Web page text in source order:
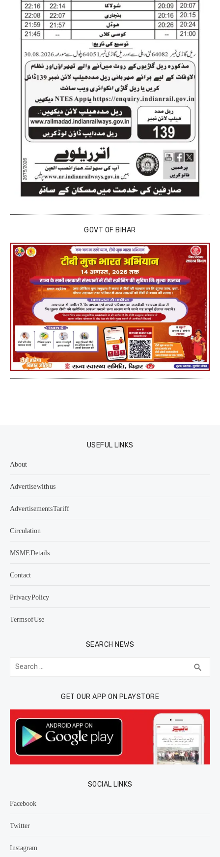
GOVT OF BIHAR
USEFUL LINKS
About
Advertise with us
Advertisements Tariff
Circulation
MSME Details
Contact
Privacy Policy
Terms of Use
SEARCH NEWS
Search
for: search
GET OUR APP ON PLAYSTORE
SOCIAL LINKS
Facebook
Twitter
Instagram